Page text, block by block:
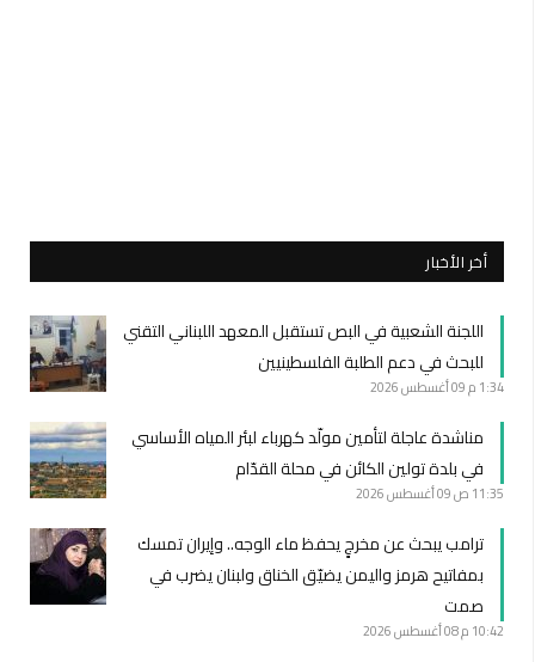
أخر الأخبار
اللجنة الشعبية في البص تستقبل المعهد اللبناني التقني
للبحث في دعم الطلبة الفلسطينيين
1:34 م 09 أغسطس 2026
مناشدة عاجلة لتأمين مولّد كهرباء لبئر المياه الأساسي
في بلدة تولين الكائن في محلة القدّام
11:35 ص 09 أغسطس 2026
ترامب يبحث عن مخرجٍ يحفظ ماء الوجه.. وإيران تمسك
بمفاتيح هرمز واليمن يضيّق الخناق ولبنان يضرب في
صمت
10:42 م 08 أغسطس 2026